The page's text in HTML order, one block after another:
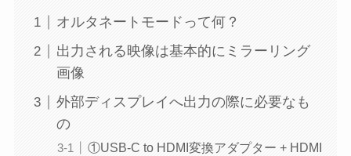
オルタネートモードって何？
出力される映像は基本的にミラーリング
画像
外部ディスプレイへ出力の際に必要なも
の
①USB-C to HDMI変換アダプター + HDMI